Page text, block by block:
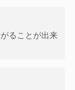
ることが出来